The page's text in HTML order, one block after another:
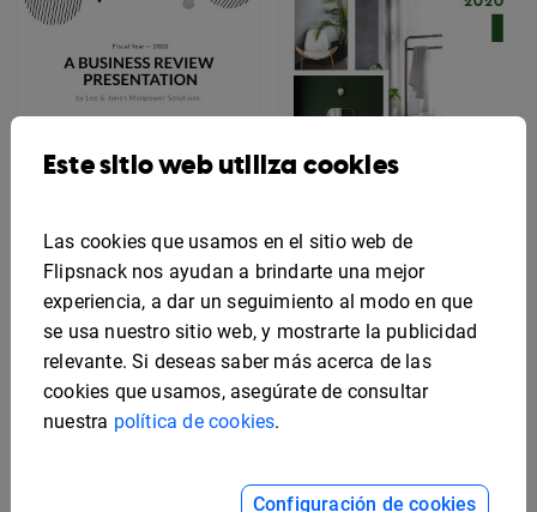
presentación de
negocios
Plantilla moderna para
diseño de portada de
catálogo
Este sitio web utiliza cookies
Las cookies que usamos en el sitio web de
Flipsnack nos ayudan a brindarte una mejor
experiencia, a dar un seguimiento al modo en que
se usa nuestro sitio web, y mostrarte la publicidad
relevante. Si deseas saber más acerca de las
cookies que usamos, asegúrate de consultar
nuestra política de cookies.
Configuración de cookies